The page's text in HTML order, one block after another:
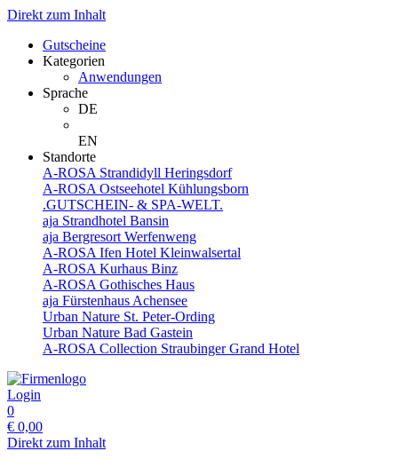
Direkt zum Inhalt
Gutscheine
Kategorien
Anwendungen
Sprache
DE
EN
Standorte
A-ROSA Strandidyll Heringsdorf
A-ROSA Ostseehotel Kühlungsborn
.GUTSCHEIN- & SPA-WELT.
aja Strandhotel Bansin
aja Bergresort Werfenweng
A-ROSA Ifen Hotel Kleinwalsertal
A-ROSA Kurhaus Binz
A-ROSA Gothisches Haus
aja Fürstenhaus Achensee
Urban Nature St. Peter-Ording
Urban Nature Bad Gastein
A-ROSA Collection Straubinger Grand Hotel
Login
0
€ 0,00
Direkt zum Inhalt